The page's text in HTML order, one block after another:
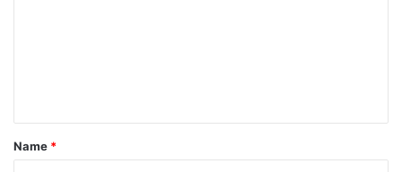
*
Name *